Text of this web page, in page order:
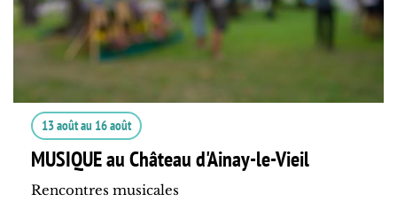
13 aoûtau 16 août
MUSIQUE au Château d'Ainay-le-Vieil
Rencontres musicales